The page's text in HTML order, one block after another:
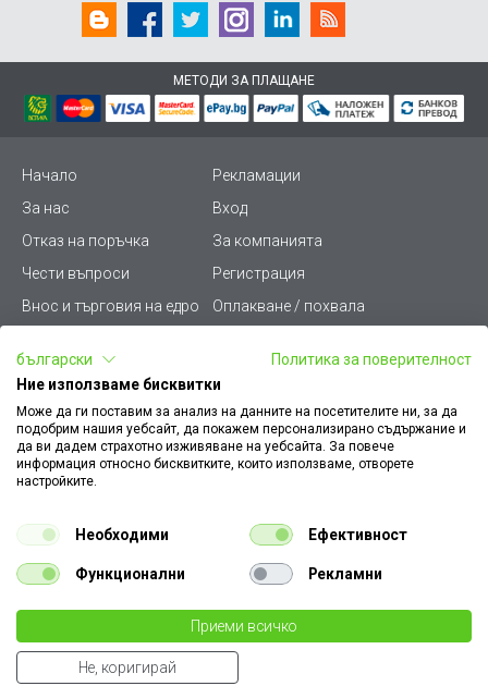
€ 0.92
МЕТОДИ ЗА ПЛАЩАНЕ
Начало
Рекламации
За нас
Вход
Отказ на поръчка
За компанията
Чести въпроси
Регистрация
Внос и търговия на едро
Оплакване / похвала
Условия за ползване
Стани дистрибутор
Карта на сайта
Кариери
Как да намеря документ
към поръчка
Платформа за AРС
Конфигуратор за ел.
ключове и контакти
Уважаеми Клиенти, моля да имате предвид, че всички изображения на
нашия сайт са илюстративни,
те могат да се различават от действителния изглед на продукта без това да
променя неговите технически характеристики по някакъв начин.
български
Политика за поверителност
Ние използваме бисквитки
Може да ги поставим за анализ на данните на посетителите ни, за да
подобрим нашия уебсайт, да покажем персонализирано съдържание и
да ви дадем страхотно изживяване на уебсайта. За повече
информация относно бисквитките, които използваме, отворете
настройките.
Необходими Ефективност
Функционални Рекламни
Приеми всичко
Не, коригирай